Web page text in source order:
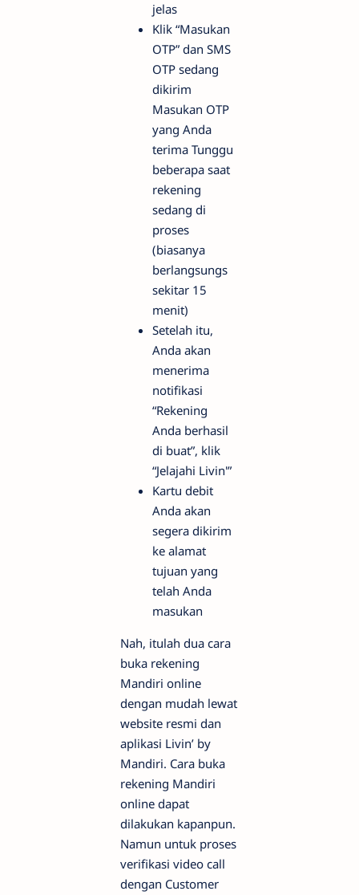
jelas
Klik “Masukan
OTP” dan SMS
OTP sedang
dikirim
Masukan OTP
yang Anda
terima Tunggu
beberapa saat
rekening
sedang di
proses
(biasanya
berlangsungs
sekitar 15
menit)
Setelah itu,
Anda akan
menerima
notifikasi
“Rekening
Anda berhasil
di buat”, klik
“Jelajahi Livin'”
Kartu debit
Anda akan
segera dikirim
ke alamat
tujuan yang
telah Anda
masukan
Nah, itulah dua cara
buka rekening
Mandiri online
dengan mudah lewat
website resmi dan
aplikasi Livin’ by
Mandiri. Cara buka
rekening Mandiri
online dapat
dilakukan kapanpun.
Namun untuk proses
verifikasi video call
dengan Customer